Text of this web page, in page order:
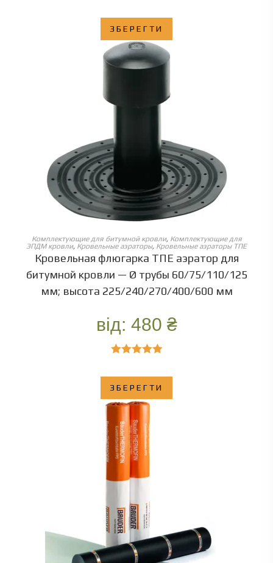
ЗБЕРЕГТИ
ОБЕРІТЬ ОПЦІЇ
Комплектующие для битумной кровли, Комплектующие для
ЭПДМ кровли, Кровельные аэраторы, Кровельные аэраторы ТПЕ
Кровельная флюгарка ТПЕ аэратор для
битумной кровли — Ø трубы 60/75/110/125
мм; высота 225/240/270/400/600 мм
від: 480 ₴
из 5
ЗБЕРЕГТИ